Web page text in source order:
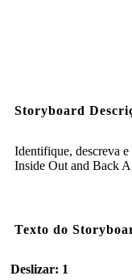
Storyboard
Identifique, descreva
Inside Out and Back
Texto do
Deslizar: 1